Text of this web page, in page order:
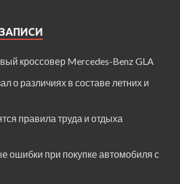
кроссовер Mercedes-Benz GLA
о различиях в составе летних и
правила труда и отдыха
ошибки при покупке автомобиля с